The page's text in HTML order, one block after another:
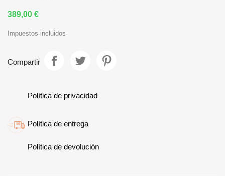
389,00 €
Impuestos incluidos
Compartir
Política de privacidad
Política de entrega
Política de devolución